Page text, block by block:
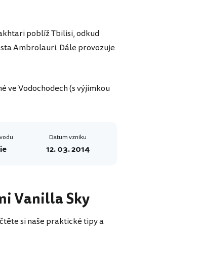
poblíž Tbilisi, odkud
Ambrolauri. Dále provozuje
ve Vodochodech (s výjimkou
Datum vzniku
12. 03. 2014
Vanilla Sky
si naše praktické tipy a